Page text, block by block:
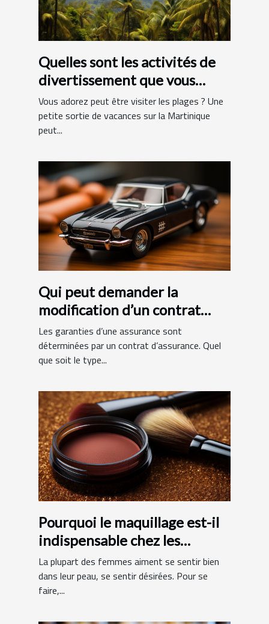
Quelles sont les activités de
divertissement que vous
pouvez faire en Martinique ?
Vous adorez peut être visiter les plages ? Une
petite sortie de vacances sur la Martinique
peut...
Qui peut demander la
modification d’un contrat
d’assurance ?
Les garanties d’une assurance sont
déterminées par un contrat d’assurance. Quel
que soit le type...
Pourquoi le maquillage est-il
indispensable chez les
femmes ?
La plupart des femmes aiment se sentir bien
dans leur peau, se sentir désirées. Pour se
faire,...